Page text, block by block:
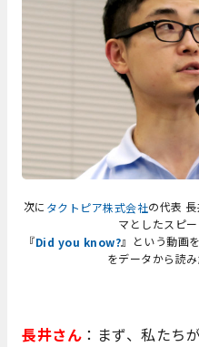
次に タクトピア株式会社の代表
マとしたスピー
『Did you know?』という動画
をデータから読
長井さん ：まず、私たち